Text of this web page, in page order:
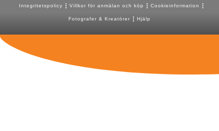
Integritetspolicy Villkor för anmälan och köp Cookieinformation
Fotografer & Kreatörer Hjälp